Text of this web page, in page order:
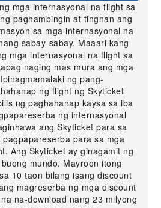
mga internasyonal na flight sa
paghambingin at tingnan ang
sa mga internasyonal na
sabay-sabay. Maaari kang
mga internasyonal na flight sa
naging mas mura ang mga
ng pang-
ng flight ng Skyticket
ng paghahanap kaysa sa iba
ng internasyonal
ang Skyticket para sa
para sa mga
Ang Skyticket ay ginagamit ng
mundo. Mayroon itong
10 taon bilang isang discount
magreserba ng mga discount
na-download nang 23 milyong